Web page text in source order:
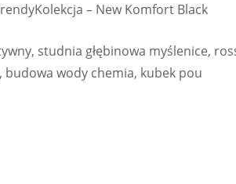
– New Komfort Black
studnia głębinowa myślenice,
wody chemia, kubek pou